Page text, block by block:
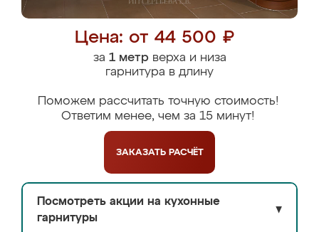
Цена: от 44 500 ₽
за 1 метрверха и низа
гарнитура в длину
Поможем рассчитать точную стоимость!
Ответим менее, чем за 15 минут!
ЗАКАЗАТЬ РАСЧЁТ
Посмотреть акции на кухонные
гарнитуры
▼